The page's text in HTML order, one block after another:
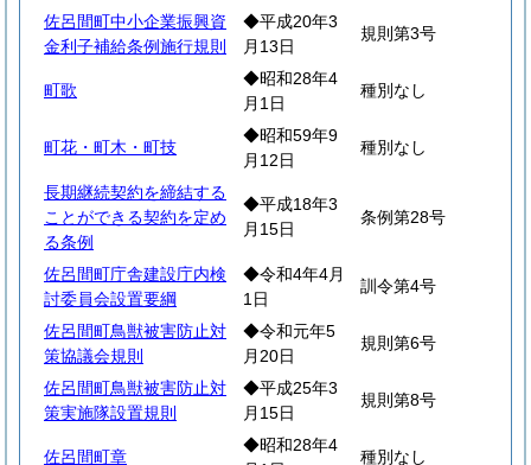
佐呂間町中小企業振興資
金利子補給条例施行規則
◆平成20年3
月13日
規則第3号
町歌
◆昭和28年4
月1日
種別なし
町花・町木・町技
◆昭和59年9
月12日
種別なし
長期継続契約を締結する
ことができる契約を定め
る条例
◆平成18年3
月15日
条例第28号
佐呂間町庁舎建設庁内検
討委員会設置要綱
◆令和4年4月
1日
訓令第4号
佐呂間町鳥獣被害防止対
策協議会規則
◆令和元年5
月20日
規則第6号
佐呂間町鳥獣被害防止対
策実施隊設置規則
◆平成25年3
月15日
規則第8号
佐呂間町章
◆昭和28年4
種別なし